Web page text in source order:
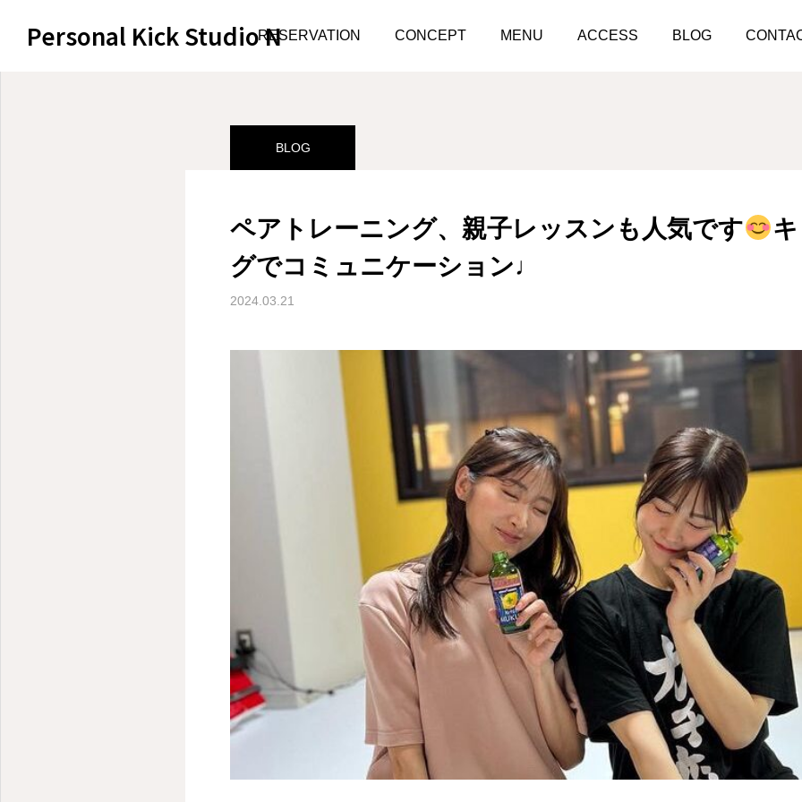
Personal Kick Studio NRESERVATION CONCEPT MENU ACCESS BLOG
サンプルページ BLOG ペアトレーニング、親子レッスンも人気です キックボクシングで
BLOG
ペアトレーニング、親子レッスンも人気です
グでコミュニケーション♩
2024.03.21